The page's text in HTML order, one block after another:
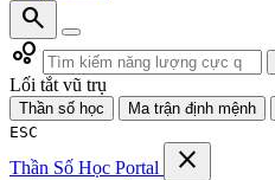
search
bubble_chart
Lối tắt vũ trụ
Thần số học Ma trận định mệnh
ESC
Thần Số Học Portal close